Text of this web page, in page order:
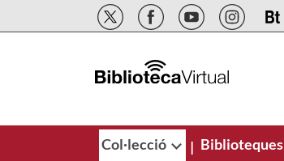
Salta al contingut principal
Col·lecció | Biblioteques